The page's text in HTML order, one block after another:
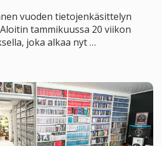
vuoden tietojenkäsittelyn
tammikuussa 20 viikon
joka alkaa nyt …